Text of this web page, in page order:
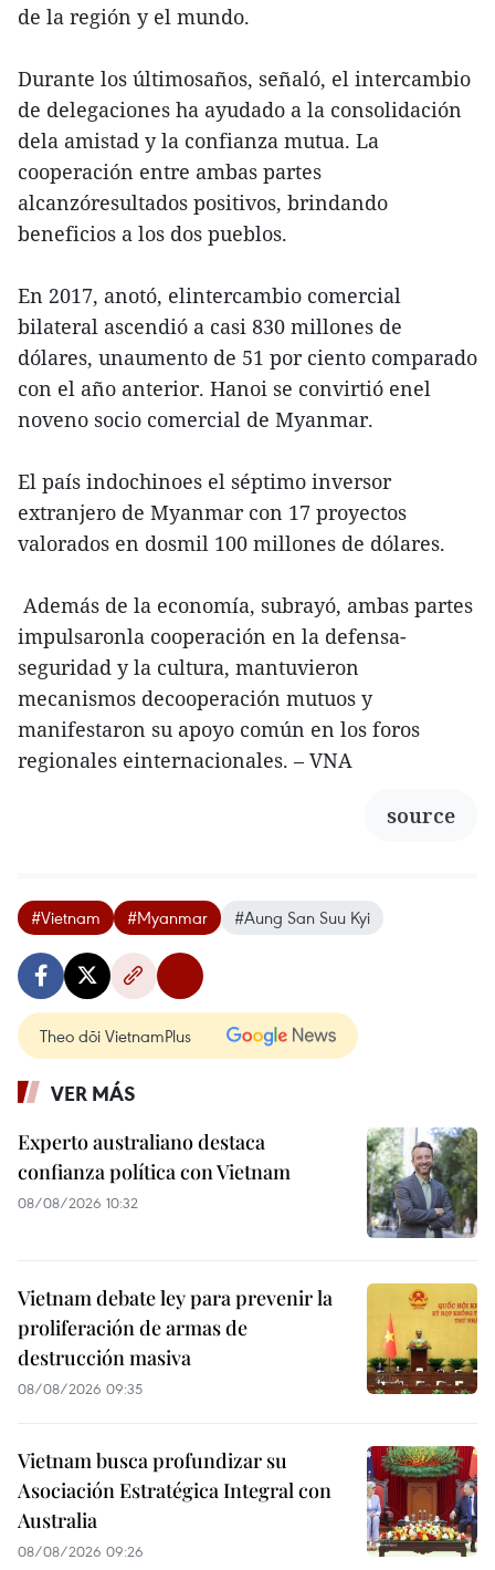
de la región y el mundo.
Durante los últimosaños, señaló, el intercambio
de delegaciones ha ayudado a la consolidación
dela amistad y la confianza mutua. La
cooperación entre ambas partes
alcanzóresultados positivos, brindando
beneficios a los dos pueblos.
En 2017, anotó, elintercambio comercial
bilateral ascendió a casi 830 millones de
dólares, unaumento de 51 por ciento comparado
con el año anterior. Hanoi se convirtió enel
noveno socio comercial de Myanmar.
El país indochinoes el séptimo inversor
extranjero de Myanmar con 17 proyectos
valorados en dosmil 100 millones de dólares.
Además de la economía, subrayó, ambas partes
impulsaronla cooperación en la defensa-
seguridad y la cultura, mantuvieron
mecanismos decooperación mutuos y
manifestaron su apoyo común en los foros
regionales einternacionales. – VNA
source
#Vietnam #Myanmar #Aung San Suu Kyi
Theo dõi VietnamPlus
VER MÁS
Experto australiano destaca
confianza política con Vietnam
08/08/2026 10:32
Vietnam debate ley para prevenir la
proliferación de armas de
destrucción masiva
08/08/2026 09:35
Vietnam busca profundizar su
Asociación Estratégica Integral con
Australia
08/08/2026 09:26